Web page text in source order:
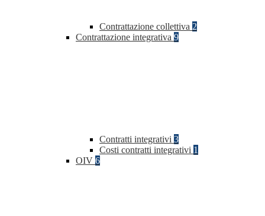
Contrattazione collettiva 2
Contrattazione integrativa 9
Contratti integrativi 3
Costi contratti integrativi 1
OIV 6